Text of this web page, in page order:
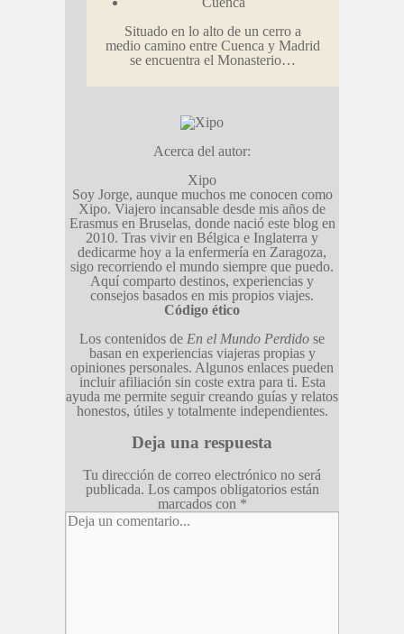
Situado en lo alto de un cerro a
medio camino entre Cuenca y Madrid
se encuentra el Monasterio…
Acerca del autor:
Xipo
Soy Jorge, aunque muchos me conocen como
Xipo. Viajero incansable desde mis años de
Erasmus en Bruselas, donde nació este blog en
2010. Tras vivir en Bélgica e Inglaterra y
dedicarme hoy a la enfermería en Zaragoza,
sigo recorriendo el mundo siempre que puedo.
Aquí comparto destinos, experiencias y
consejos basados en mis propios viajes.
Código ético
Los contenidos de En el Mundo Perdido se
basan en experiencias viajeras propias y
opiniones personales. Algunos enlaces pueden
incluir afiliación sin coste extra para ti. Esta
ayuda me permite seguir creando guías y relatos
honestos, útiles y totalmente independientes.
Deja una respuesta
Tu dirección de correo electrónico no será
publicada. Los campos obligatorios están
marcados con *